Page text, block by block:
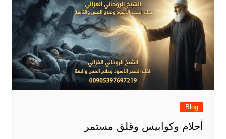
Blog
أحلام وكوابيس وقلق مستمر